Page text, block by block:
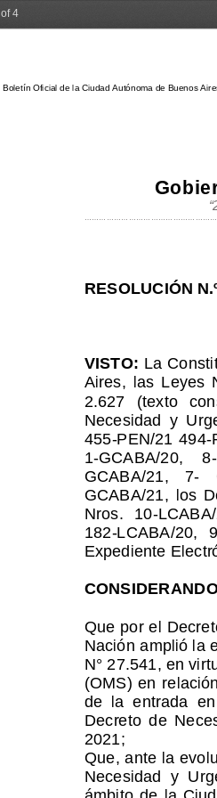
of 4
RESOLUCIÓN
VISTO: La
Aires,  las  Leyes
2.627   (texto
Necesidad  y
455-PEN/21
1-GCABA/20,
GCABA/21,    7-
GCABA/21,  los
Nros.  10-
182-LCABA/20,
Expediente E
Que por el
Nación amplió la
N° 27.541, en
(OMS) en
de  la  entrada
Decreto  de
2021;
Que, ante la
Necesidad  y
ámbito  de  la
Boletín Oficial de la Ciudad Autónoma de Buenos